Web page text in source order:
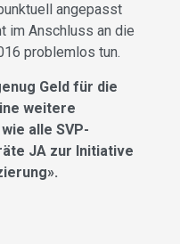
angepasst
im Anschluss an die
problemlos tun.
Geld für die
weitere
alle SVP-
JA zur Initiative